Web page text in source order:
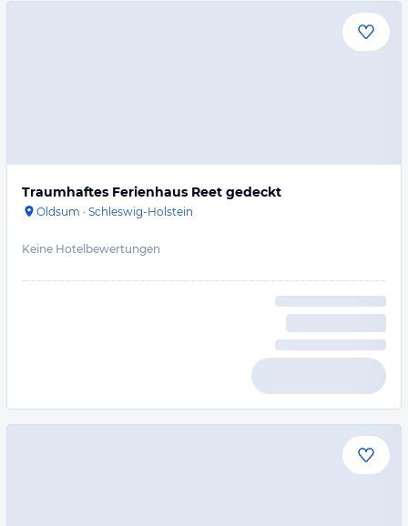
Traumhaftes Ferienhaus Reet gedeckt
Oldsum · Schleswig-Holstein
Keine Hotelbewertungen